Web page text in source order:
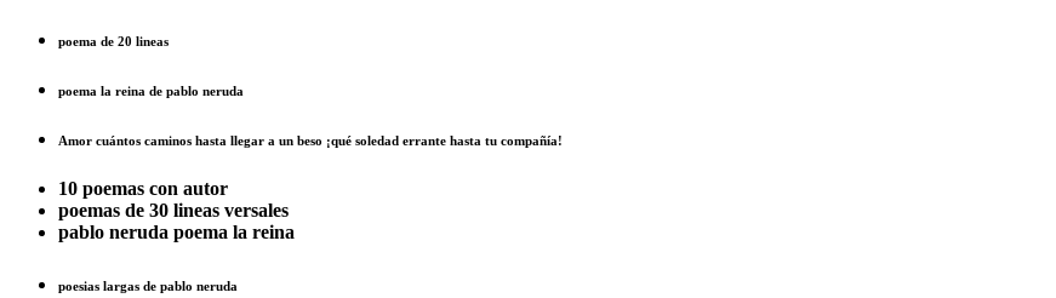
poema de 20 lineas
poema la reina de pablo neruda
Amor cuántos caminos hasta llegar a un beso ¡qué soledad errante hasta tu compañía!
10 poemas con autor
poemas de 30 lineas versales
pablo neruda poema la reina
poesias largas de pablo neruda